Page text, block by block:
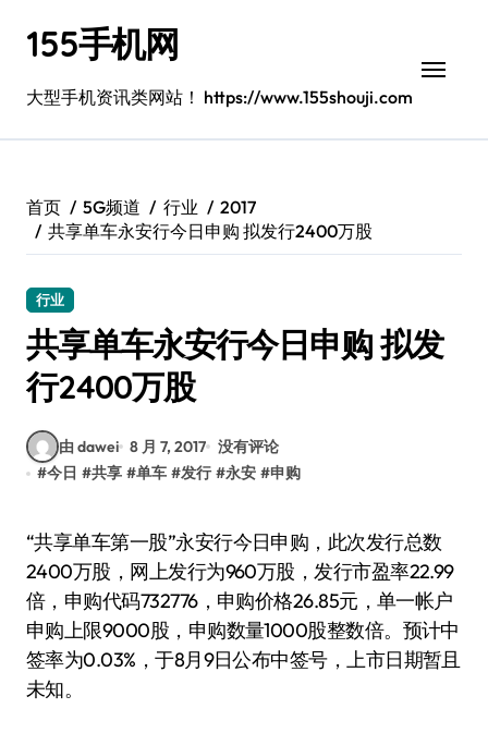
155手机网
大型手机资讯类网站！ https://www.155shouji.com
首页 5G频道 行业
2017
共享单车永安行今日申购 拟发行2400万股
行业
共享单车永安行今日申购 拟发
行2400万股
由 dawei 8 月 7, 2017 没有评论
#今日 #共享 #单车 #发行 #永安 #申购
“共享单车第一股”永安行今日申购，此次发行总数
2400万股，网上发行为960万股，发行市盈率22.99
倍，申购代码732776，申购价格26.85元，单一帐户
申购上限9000股，申购数量1000股整数倍。预计中
签率为0.03%，于8月9日公布中签号，上市日期暂且
未知。